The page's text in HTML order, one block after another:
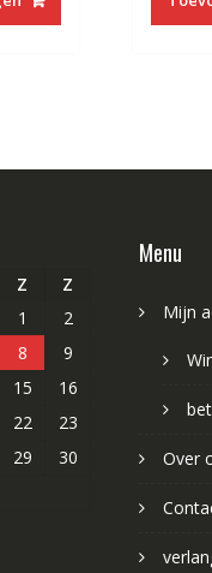
Z
Z
1
2
8
9
15
16
22
23
29
30
Menu
Mijn
Over